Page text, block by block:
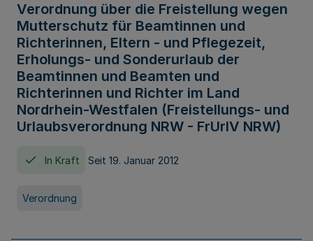
Verordnung über die Freistellung wegen
Mutterschutz für Beamtinnen und
Richterinnen, Eltern - und Pflegezeit,
Erholungs- und Sonderurlaub der
Beamtinnen und Beamten und
Richterinnen und Richter im Land
Nordrhein-Westfalen (Freistellungs- und
Urlaubsverordnung NRW - FrUrlV NRW)
In Kraft Seit 19. Januar 2012
Verordnung